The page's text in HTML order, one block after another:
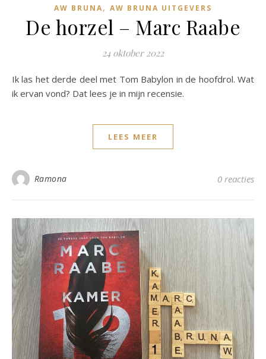
AW BRUNA, AW BRUNA UITGEVERS
De horzel – Marc Raabe
24 oktober 2022
Ik las het derde deel met Tom Babylon in de hoofdrol. Wat
ik ervan vond? Dat lees je in mijn recensie.
LEES MEER
Ramona 0 reacties